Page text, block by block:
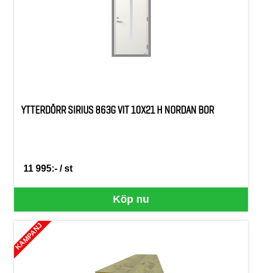
YTTERDÖRR SIRIUS 863G VIT 10X21 H NORDAN BOR
Köp nu
11 995:- / st
SEK per ST
KAMPANJ